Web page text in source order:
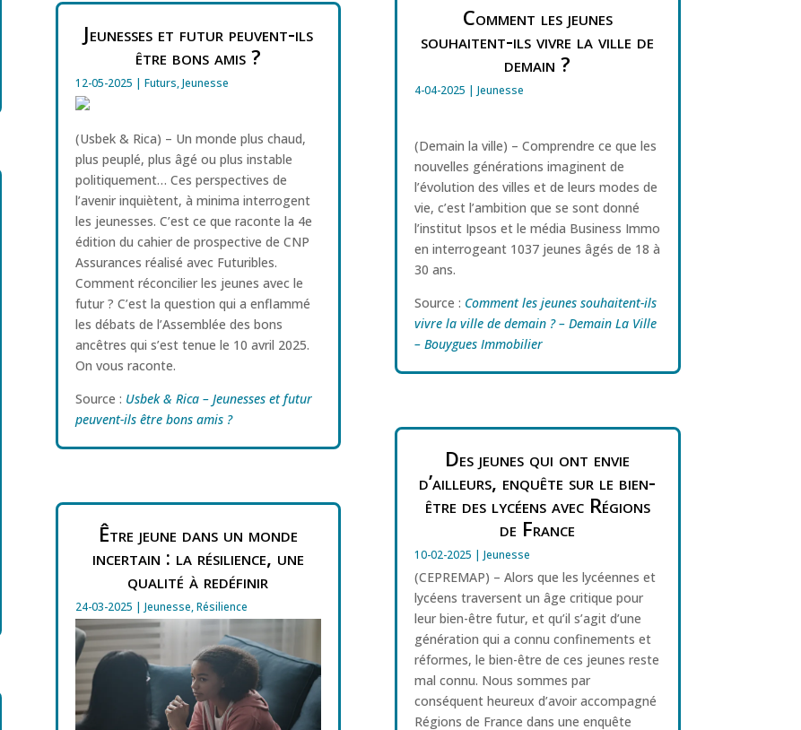
Jeunesses et futur peuvent-ils
être bons amis ?
12-05-2025 | Futurs,Jeunesse
(Usbek & Rica) – Un monde plus chaud,
plus peuplé, plus âgé ou plus instable
politiquement… Ces perspectives de
l’avenir inquiètent, à minima interrogent
les jeunesses. C’est ce que raconte la 4e
édition du cahier de prospective de CNP
Assurances réalisé avec Futuribles.
Comment réconcilier les jeunes avec le
futur ? C’est la question qui a enflammé
les débats de l’Assemblée des bons
ancêtres qui s’est tenue le 10 avril 2025.
On vous raconte.
Source : Usbek & Rica – Jeunesses et futur
peuvent-ils être bons amis ?
Être jeune dans un monde
incertain : la résilience, une
qualité à redéfinir
24-03-2025 | Jeunesse,Résilience
Comment les jeunes
souhaitent-ils vivre la ville de
demain ?
4-04-2025 | Jeunesse
(Demain la ville) – Comprendre ce que les
nouvelles générations imaginent de
l’évolution des villes et de leurs modes de
vie, c’est l’ambition que se sont donné
l’institut Ipsos et le média Business Immo
en interrogeant 1037 jeunes âgés de 18 à
30 ans.
Source : Comment les jeunes souhaitent-ils
vivre la ville de demain ? – Demain La Ville
– Bouygues Immobilier
Des jeunes qui ont envie
d’ailleurs, enquête sur le bien-
être des lycéens avec Régions
de France
10-02-2025 | Jeunesse
(CEPREMAP) – Alors que les lycéennes et
lycéens traversent un âge critique pour
leur bien-être futur, et qu’il s’agit d’une
génération qui a connu confinements et
réformes, le bien-être de ces jeunes reste
mal connu. Nous sommes par
conséquent heureux d’avoir accompagné
Régions de France dans une enquête